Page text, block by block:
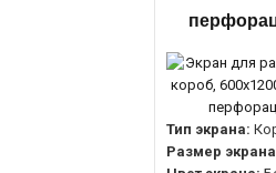
Тип экрана:
Размер